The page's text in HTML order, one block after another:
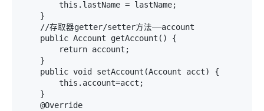
        this.lastName = lastName;
    }
    //存取器getter/setter方法——account
    public Account getAccount() {
        return account;
    }
    public void setAccount(Account acct) {
        this.account=acct;
    }
    @Override